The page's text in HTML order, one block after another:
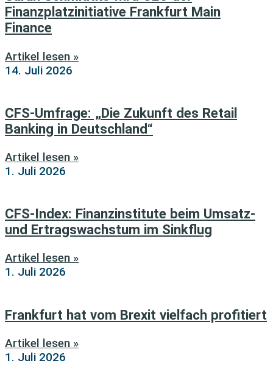
Finanzplatzinitiative Frankfurt Main
Finance
Artikel lesen »
14. Juli 2026
CFS-Umfrage: „Die Zukunft des Retail
Banking in Deutschland“
Artikel lesen »
1. Juli 2026
CFS-Index: Finanzinstitute beim Umsatz-
und Ertragswachstum im Sinkflug
Artikel lesen »
1. Juli 2026
Frankfurt hat vom Brexit vielfach profitiert
Artikel lesen »
1. Juli 2026